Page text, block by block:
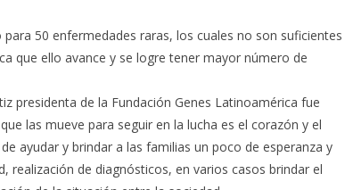
50 enfermedades raras, los cuales no son suficientes
que ello avance y se logre tener mayor número de
presidenta de la Fundación Genes Latinoamérica fue
las mueve para seguir en la lucha es el corazón y el
ayudar y brindar a las familias un poco de esperanza y
realización de diagnósticos, en varios casos brindar el